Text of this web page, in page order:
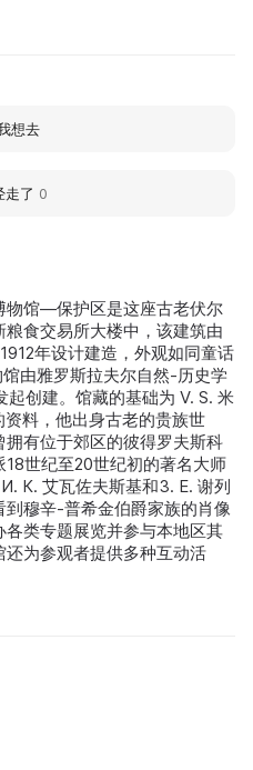
物馆—保护区是这座古老伏尔
食交易所大楼中，该建筑由
年设计建造，外观如同童话
由雅罗斯拉夫尔自然-历史学
创建。馆藏的基础为 V. S. 米
料，他出身古老的贵族世
有位于郊区的彼得罗夫斯科
世纪至20世纪初的著名大师
К. 艾瓦佐夫斯基和З. Е. 谢列
穆辛-普希金伯爵家族的肖像
类专题展览并参与本地区其
为参观者提供多种互动活
想去
走了 0